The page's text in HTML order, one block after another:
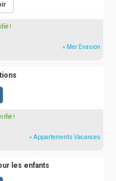
!
» Mer Evasion
!
» Appartements Vacances
les enfants